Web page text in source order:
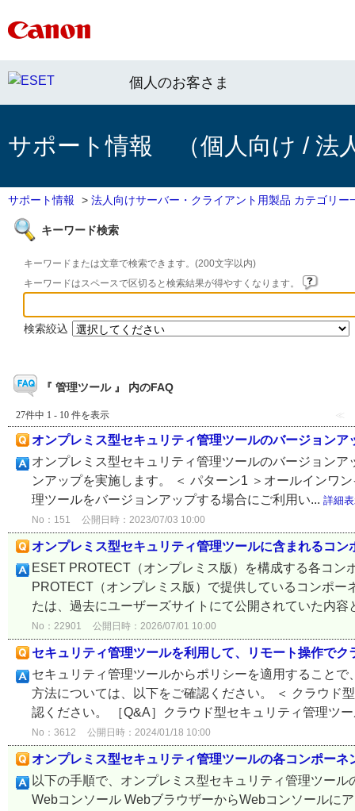
個人のお客さま
サポート情報 （個人向け / 法
サポート情報 > 法人向けサーバー・クライアント用製品 カテゴリー
キーワード検索
キーワードまたは文章で検索できます。(200文字以内)
キーワードはスペースで区切ると検索結果が得やすくなります。
検索絞込
『 管理ツール 』 内のFAQ
27件中 1 - 10 件を表示 ≪
オンプレミス型セキュリティ管理ツールのバージョンア
オンプレミス型セキュリティ管理ツールのバージョン
ンアップを実施します。 ＜ パターン1 ＞オールインワ
理ツールをバージョンアップする場合にご利用い... 詳細
No：151 公開日時：2023/07/03 10:00
オンプレミス型セキュリティ管理ツールに含まれるコ
ESET PROTECT（オンプレミス版）を構成する各コ
PROTECT（オンプレミス版）で提供しているコンポ
たは、過去にユーザーズサイトにて公開されていた内容
No：22901 公開日時：2026/07/01 10:00
セキュリティ管理ツールを利用して、リモート操作で
セキュリティ管理ツールからポリシーを適用すること
方法については、以下をご確認ください。 ＜ クラウド
認ください。 ［Q&A］クラウド型セキュリティ管理ツ
No：3612 公開日時：2024/01/18 10:00
オンプレミス型セキュリティ管理ツールの各コンポーネ
以下の手順で、オンプレミス型セキュリティ管理ツー
Webコンソール WebブラウザーからWebコンソールに